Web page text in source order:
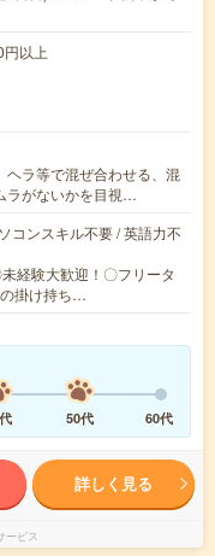
以上
ラ等で混ぜ合わせる、混
ラがないかを目視…
コンスキル不要 / 英語力不
経験大歓迎！〇フリータ
掛け持ち…
50代 60代
詳しく見る
ービス